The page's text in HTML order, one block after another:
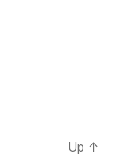
Up ↑